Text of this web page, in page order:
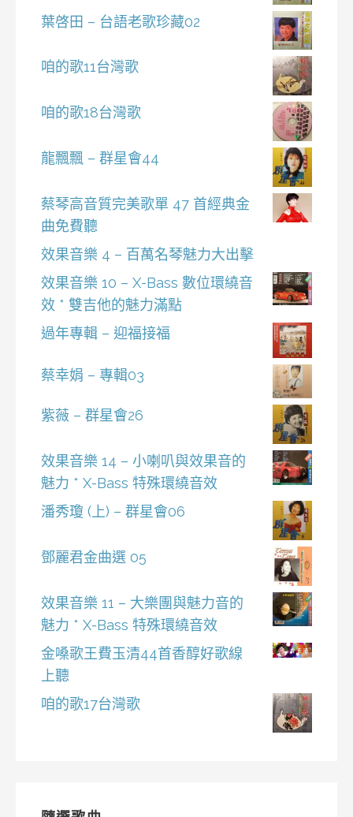
葉啓田 – 台語老歌珍藏02
咱的歌11台灣歌
咱的歌18台灣歌
龍飄飄 – 群星會44
蔡琴高音質完美歌單 47 首經典金
曲免費聽
效果音樂 4 – 百萬名琴魅力大出擊
效果音樂 10 – X-Bass 數位環繞音
效 * 雙吉他的魅力滿點
過年專輯 – 迎福接福
蔡幸娟 – 專輯03
紫薇 – 群星會26
效果音樂 14 – 小喇叭與效果音的
魅力 * X-Bass 特殊環繞音效
潘秀瓊 (上) – 群星會06
鄧麗君金曲選 05
效果音樂 11 – 大樂團與魅力音的
魅力 * X-Bass 特殊環繞音效
金嗓歌王費玉清44首香醇好歌線
上聽
咱的歌17台灣歌